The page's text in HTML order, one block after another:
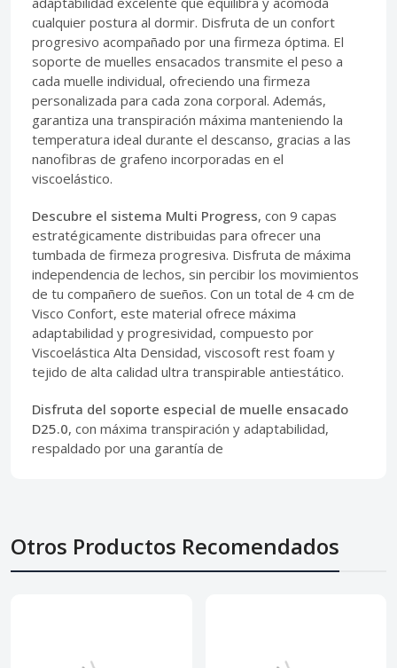
cualquier postura al dormir. Disfruta de un confort
progresivo acompañado por una firmeza óptima. El
soporte de muelles ensacados transmite el peso a
cada muelle individual, ofreciendo una firmeza
personalizada para cada zona corporal. Además,
garantiza una transpiración máxima manteniendo la
temperatura ideal durante el descanso, gracias a las
nanofibras de grafeno incorporadas en el
viscoelástico.
Descubre el sistema Multi Progress, con 9 capas
estratégicamente distribuidas para ofrecer una
tumbada de firmeza progresiva. Disfruta de máxima
independencia de lechos, sin percibir los movimientos
de tu compañero de sueños. Con un total de 4 cm de
Visco Confort, este material ofrece máxima
adaptabilidad y progresividad, compuesto por
Viscoelástica Alta Densidad, viscosoft rest foam y
tejido de alta calidad ultra transpirable antiestático.
Disfruta del soporte especial de muelle ensacado
D25.0, con máxima transpiración y adaptabilidad,
respaldado por una garantía de
Otros Productos Recomendados